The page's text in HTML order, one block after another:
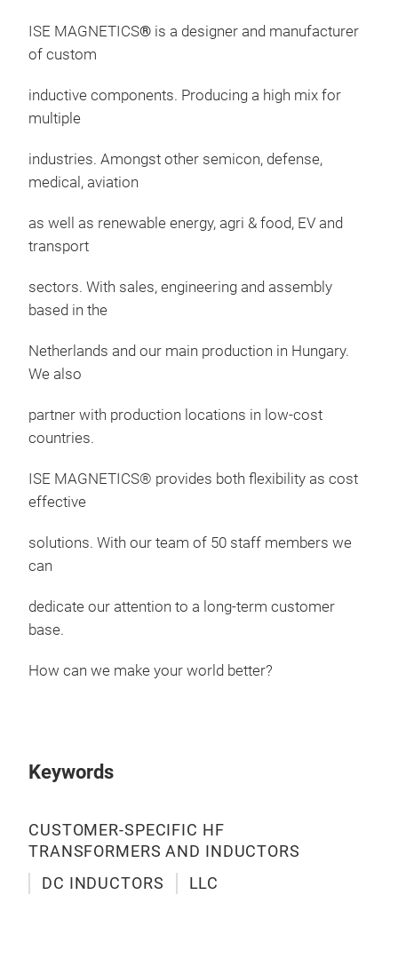
ISE MAGNETICS® is a designer and manufacturer
of custom
inductive components. Producing a high mix for
multiple
industries. Amongst other semicon, defense,
medical, aviation
as well as renewable energy, agri & food, EV and
transport
sectors. With sales, engineering and assembly
based in the
Netherlands and our main production in Hungary.
We also
partner with production locations in low-cost
countries.
ISE MAGNETICS® provides both flexibility as cost
effective
solutions. With our team of 50 staff members we
can
dedicate our attention to a long-term customer
base.
How can we make your world better?
Keywords
CUSTOMER-SPECIFIC HF
TRANSFORMERS AND INDUCTORS
DC INDUCTORS
LLC